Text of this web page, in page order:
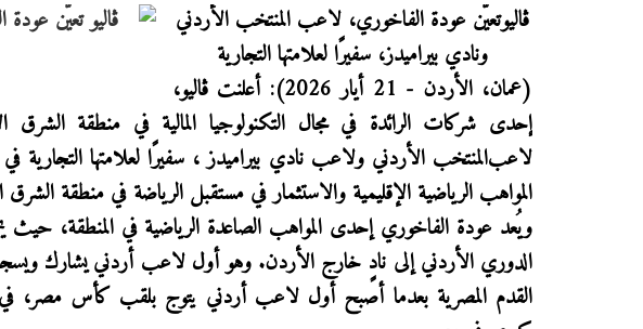
ڤاليوتعيّن عودة الفاخوري، لاعب المنتخب الأردني
ونادي بيراميدز، سفيرًا لعلامتهاالتجارية
(عمان، الأردن - 21 أيار 2026):
أعلنت ڤاليو،
إحدى شركات الرائدة في مجال التكنولوجيا المالية في منطقة
لاعبالمنتخب الأردني ولاعب نادي بيراميدز ، سفيرًا لعلامتها
المواهب الرياضية الإقليمية والاستثمار في مستقبل الرياضة في منطقة
ويُعد عودة الفاخوري إحدى المواهب الصاعدة الرياضية في المنطقة، حيث
الدوري الأردني إلى نادٍ خارج الأردن. وهو أول لاعب أردني يشارك
القدم المصرية بعدما أصبح أول لاعب أردني يتوج بلقب كأس مصر،